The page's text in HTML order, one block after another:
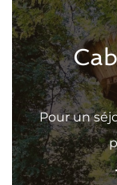
Pour un